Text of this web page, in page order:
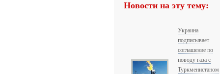
Новости на эту тему:
Украина
подписывает
соглашение по
поводу газа с
Туркменистаном